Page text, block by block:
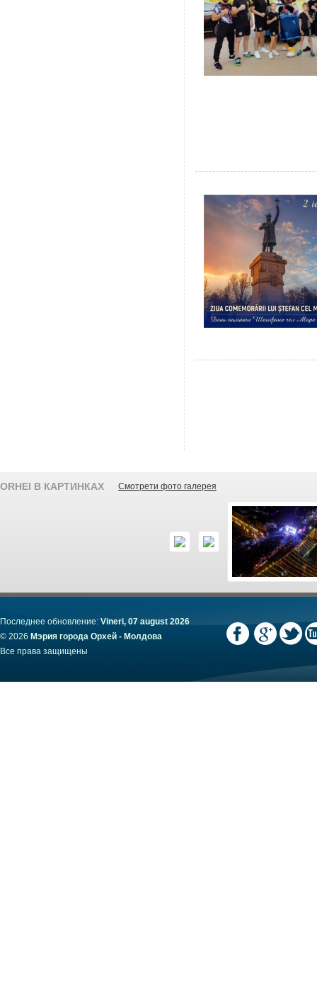
ORHEI В КАРТИНКАХ Смотрети фото галерея
Последнее обновление: Vineri, 07 august 2026
© 2026 Мэрия города Орхей - Молдова
Все права защищены